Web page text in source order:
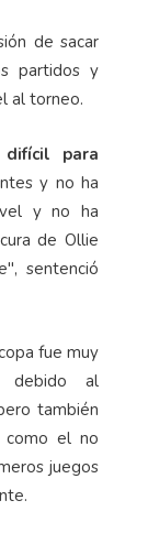
de sacar
partidos y
al torneo.
para
y no ha
y no ha
de Ollie
sentenció
fue muy
debido al
también
como el no
juegos